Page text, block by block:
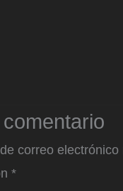
correo
*